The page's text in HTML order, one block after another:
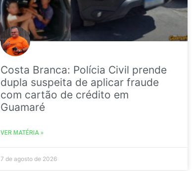
Costa Branca: Polícia Civil prende
dupla suspeita de aplicar fraude
com cartão de crédito em
Guamaré
VER MATÉRIA »
7 de agosto de 2026